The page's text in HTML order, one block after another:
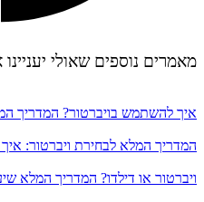
מאמרים נוספים שאולי
איך להשתמש בויברטור? המדריך
המדריך המלא לבחירת ויברטור:
ויברטור או דילדו? המדריך המלא